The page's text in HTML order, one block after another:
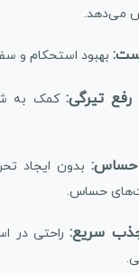
می‌دهد.
بهبود استحکام و
تیرگی: کمک به
بدون ایجاد
حساس.
سریع:راحتی در